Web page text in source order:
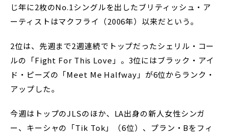
じ年に2枚のNo.1シングルを出したブリティッシュ・ア
ーティストはマクフライ（2006年）以来だという。
2位は、先週まで2週連続でトップだったシェリル・コー
ルの「Fight For This Love」。3位にはブラック・アイ
ド・ピーズの「Meet Me Halfway」が6位からランク・
アップした。
今週はトップのJLSのほか、LA出身の新人女性シンガ
ー、キーシャの「Tik Tok」（6位）、プラン・Bをフィ